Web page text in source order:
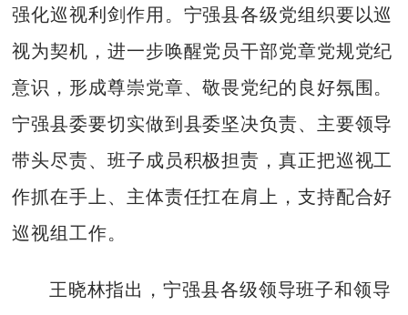
强化巡视利剑作用。宁强县各级党组织要以巡
视为契机，进一步唤醒党员干部党章党规党纪
意识，形成尊崇党章、敬畏党纪的良好氛围。
宁强县委要切实做到县委坚决负责、主要领导
带头尽责、班子成员积极担责，真正把巡视工
作抓在手上、主体责任扛在肩上，支持配合好
巡视组工作。
王晓林指出，宁强县各级领导班子和领导